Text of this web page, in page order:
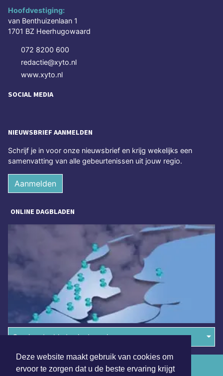
Deze website maakt gebruik van cookies om
ervoor te zorgen dat u de beste ervaring krijgt
Hoofdvestiging:
van Benthuizenlaan 1
1701 BZ Heerhugowaard
072 8200 600
redactie@xyto.nl
www.xyto.nl
SOCIAL MEDIA
NIEUWSBRIEF AANMELDEN
Schrijf je in voor onze nieuwsbrief en krijg wekelijks een
samenvatting van alle gebeurtenissen uit jouw regio.
Aanmelden
ONLINE DAGBLADEN
Overige dagbladen in de regio
Algemene voorwaarden